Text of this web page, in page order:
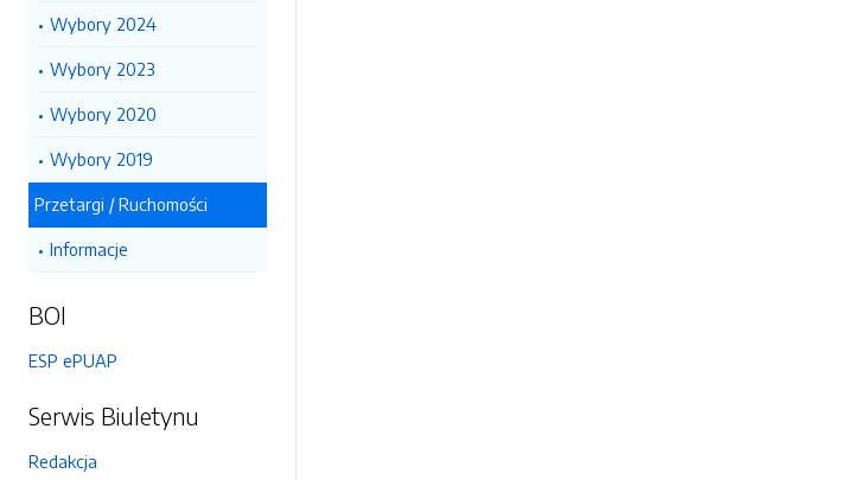
Wybory 2024
Wybory 2023
Wybory 2020
Wybory 2019
Przetargi / Ruchomości
Informacje
BOI
ESP ePUAP
Serwis Biuletynu
Redakcja